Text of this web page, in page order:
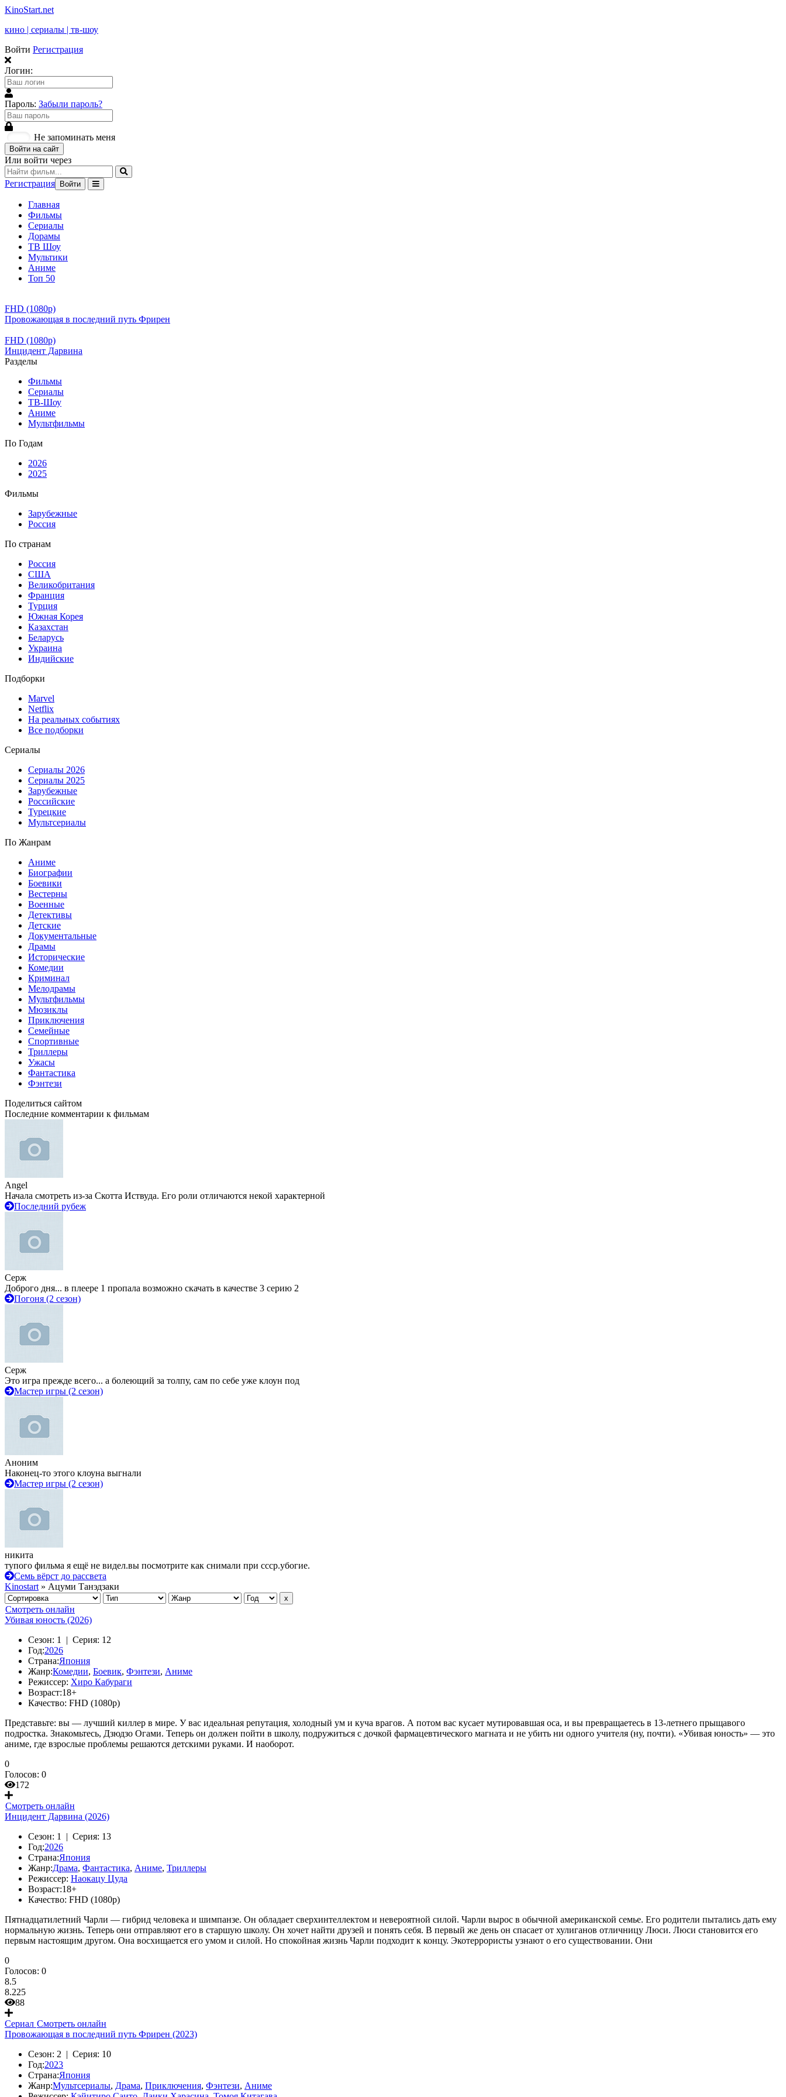
KinoStart.net
кино | сериалы | тв-шоу
Войти Регистрация
Логин:
Пароль: Забыли пароль?
Не запоминать меня
Войти на сайт
Или войти через
Регистрация Войти
Главная
Фильмы
Сериалы
Дорамы
ТВ Шоу
Мультики
Аниме
Топ 50
FHD (1080p)
Провожающая в последний путь Фрирен
FHD (1080p)
Инцидент Дарвина
Разделы
Фильмы
Сериалы
ТВ-Шоу
Аниме
Мультфильмы
По Годам
2026
2025
Фильмы
Зарубежные
Россия
По странам
Россия
США
Великобритания
Франция
Турция
Южная Корея
Казахстан
Беларусь
Украина
Индийские
Подборки
Marvel
Netflix
На реальных событиях
Все подборки
Сериалы
Сериалы 2026
Сериалы 2025
Зарубежные
Российские
Турецкие
Мультсериалы
По Жанрам
Аниме
Биографии
Боевики
Вестерны
Военные
Детективы
Детские
Документальные
Драмы
Исторические
Комедии
Криминал
Мелодрамы
Мультфильмы
Мюзиклы
Приключения
Семейные
Спортивные
Триллеры
Ужасы
Фантастика
Фэнтези
Поделиться сайтом
Последние комментарии к фильмам
Angel
Начала смотреть из-за Скотта Иствуда. Его роли отличаются некой характерной
Последний рубеж
Серж
Доброго дня... в плеере 1 пропала возможно скачать в качестве 3 серию 2
Погоня (2 сезон)
Серж
Это игра прежде всего... а болеющий за толпу, сам по себе уже клоун под
Мастер игры (2 сезон)
Аноним
Наконец-то этого клоуна выгнали
Мастер игры (2 сезон)
никита
тупого фильма я ещё не видел.вы посмотрите как снимали при ссср.убогие.
Семь вёрст до рассвета
Kinostart » Ацуми Танэдзаки
Смотреть онлайн
Убивая юность (2026)
Сезон: 1 | Серия: 12
Год:2026
Страна:Япония
Жанр:Комедии, Боевик, Фэнтези, Аниме
Режиссер: Хиро Кабураги
Возраст:18+
Качество: FHD (1080p)
Представьте: вы — лучший киллер в мире. У вас идеальная репутация, холодный ум и куча врагов. А потом вас кусает мутировавшая оса, и вы превращаетесь в 13-летнего прыщавого
подростка. Знакомьтесь, Дзюдзо Огами. Теперь он должен пойти в школу, подружиться с дочкой фармацевтического магната и не убить ни одного учителя (ну, почти). «Убивая юность» — это
аниме, где взрослые проблемы решаются детскими руками. И наоборот.
0
Голосов: 0
172
Смотреть онлайн
Инцидент Дарвина (2026)
Сезон: 1 | Серия: 13
Год:2026
Страна:Япония
Жанр:Драма, Фантастика, Аниме, Триллеры
Режиссер: Наокацу Цуда
Возраст:18+
Качество: FHD (1080p)
Пятнадцатилетний Чарли — гибрид человека и шимпанзе. Он обладает сверхинтеллектом и невероятной силой. Чарли вырос в обычной американской семье. Его родители пытались дать ему
нормальную жизнь. Теперь они отправляют его в старшую школу. Он хочет найти друзей и понять себя. В первый же день он спасает от хулиганов отличницу Люси. Люси становится его
первым настоящим другом. Она восхищается его умом и силой. Но спокойная жизнь Чарли подходит к концу. Экотеррористы узнают о его существовании. Они
0
Голосов: 0
8.5
8.225
88
Сериал Смотреть онлайн
Провожающая в последний путь Фрирен (2023)
Сезон: 2 | Серия: 10
Год:2023
Страна:Япония
Жанр:Мультсериалы, Драма, Приключения, Фэнтези, Аниме